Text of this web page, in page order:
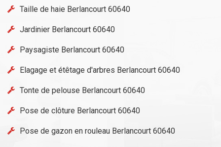
Taille de haie Berlancourt 60640
Jardinier Berlancourt 60640
Paysagiste Berlancourt 60640
Elagage et étêtage d'arbres Berlancourt 60640
Tonte de pelouse Berlancourt 60640
Pose de clôture Berlancourt 60640
Pose de gazon en rouleau Berlancourt 60640